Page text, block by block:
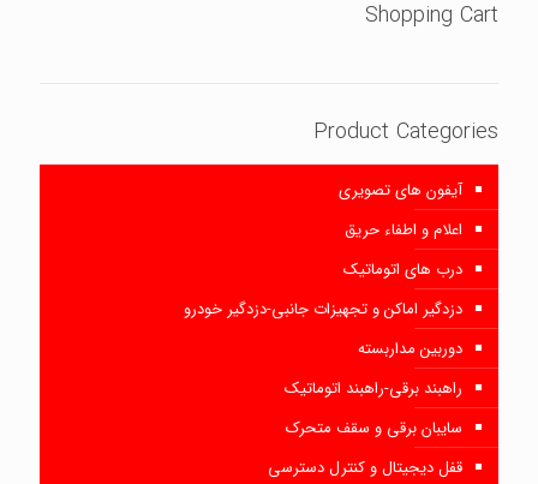
Shopping Cart
Product Categories
آیفون های تصویری
اعلام و اطفاء حریق
درب های اتوماتیک
دزدگیر اماکن و تجهیزات جانبی-دزدگیر خودرو
دوربین مداربسته
راهبند برقی-راهبند اتوماتیک
سایبان برقی و سقف متحرک
قفل دیجیتال و کنترل دسترسی